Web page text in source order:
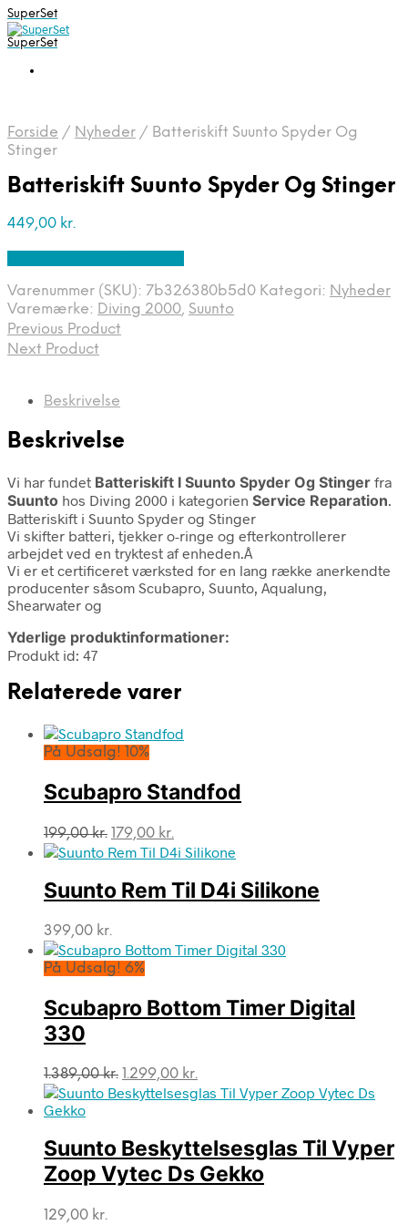
SuperSet
SuperSet
Forside / Nyheder / Batteriskift Suunto Spyder Og
Stinger
Batteriskift Suunto Spyder Og Stinger
449,00 kr.
Varenummer (SKU): 7b326380b5d0 Kategori: Nyheder
Varemærke: Diving 2000, Suunto
Previous Product
Next Product
Beskrivelse
Beskrivelse
Vi har fundet Batteriskift I Suunto Spyder Og Stinger fra
Suunto hos Diving 2000 i kategorien Service Reparation.
Batteriskift i Suunto Spyder og Stinger
Vi skifter batteri, tjekker o-ringe og efterkontrollerer
arbejdet ved en tryktest af enheden.Â
Vi er et certificeret værksted for en lang række anerkendte
producenter såsom Scubapro, Suunto, Aqualung,
Shearwater og
Yderlige produktinformationer:
Produkt id: 47
Relaterede varer
På Udsalg! 10%
Scubapro Standfod
199,00kr. Den
oprindelige
var:
199,00 kr..
179,00 kr.
aktuelle
er:
179,00 kr..
Suunto Rem Til D4i Silikone
399,00 kr.
På Udsalg! 6%
Scubapro Bottom Timer Digital
330
1.389,00kr. Den
oprindelige
1.389,00 kr..
1.299,00 kr.
aktuelle
1.299,00 kr..
Suunto Beskyttelsesglas Til Vyper
Zoop Vytec Ds Gekko
129,00 kr.